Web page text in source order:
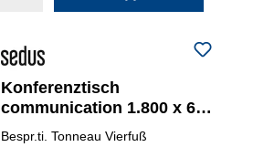
Konferenztisch
communication 1.800 x 680-
820 x 800/900 mm (B x H x
Bespr.ti. Tonneau Vierfuß